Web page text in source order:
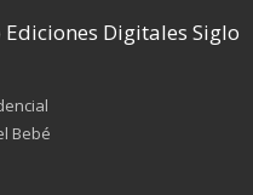
Digitales Siglo
Bebé